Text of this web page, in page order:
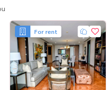
For rent